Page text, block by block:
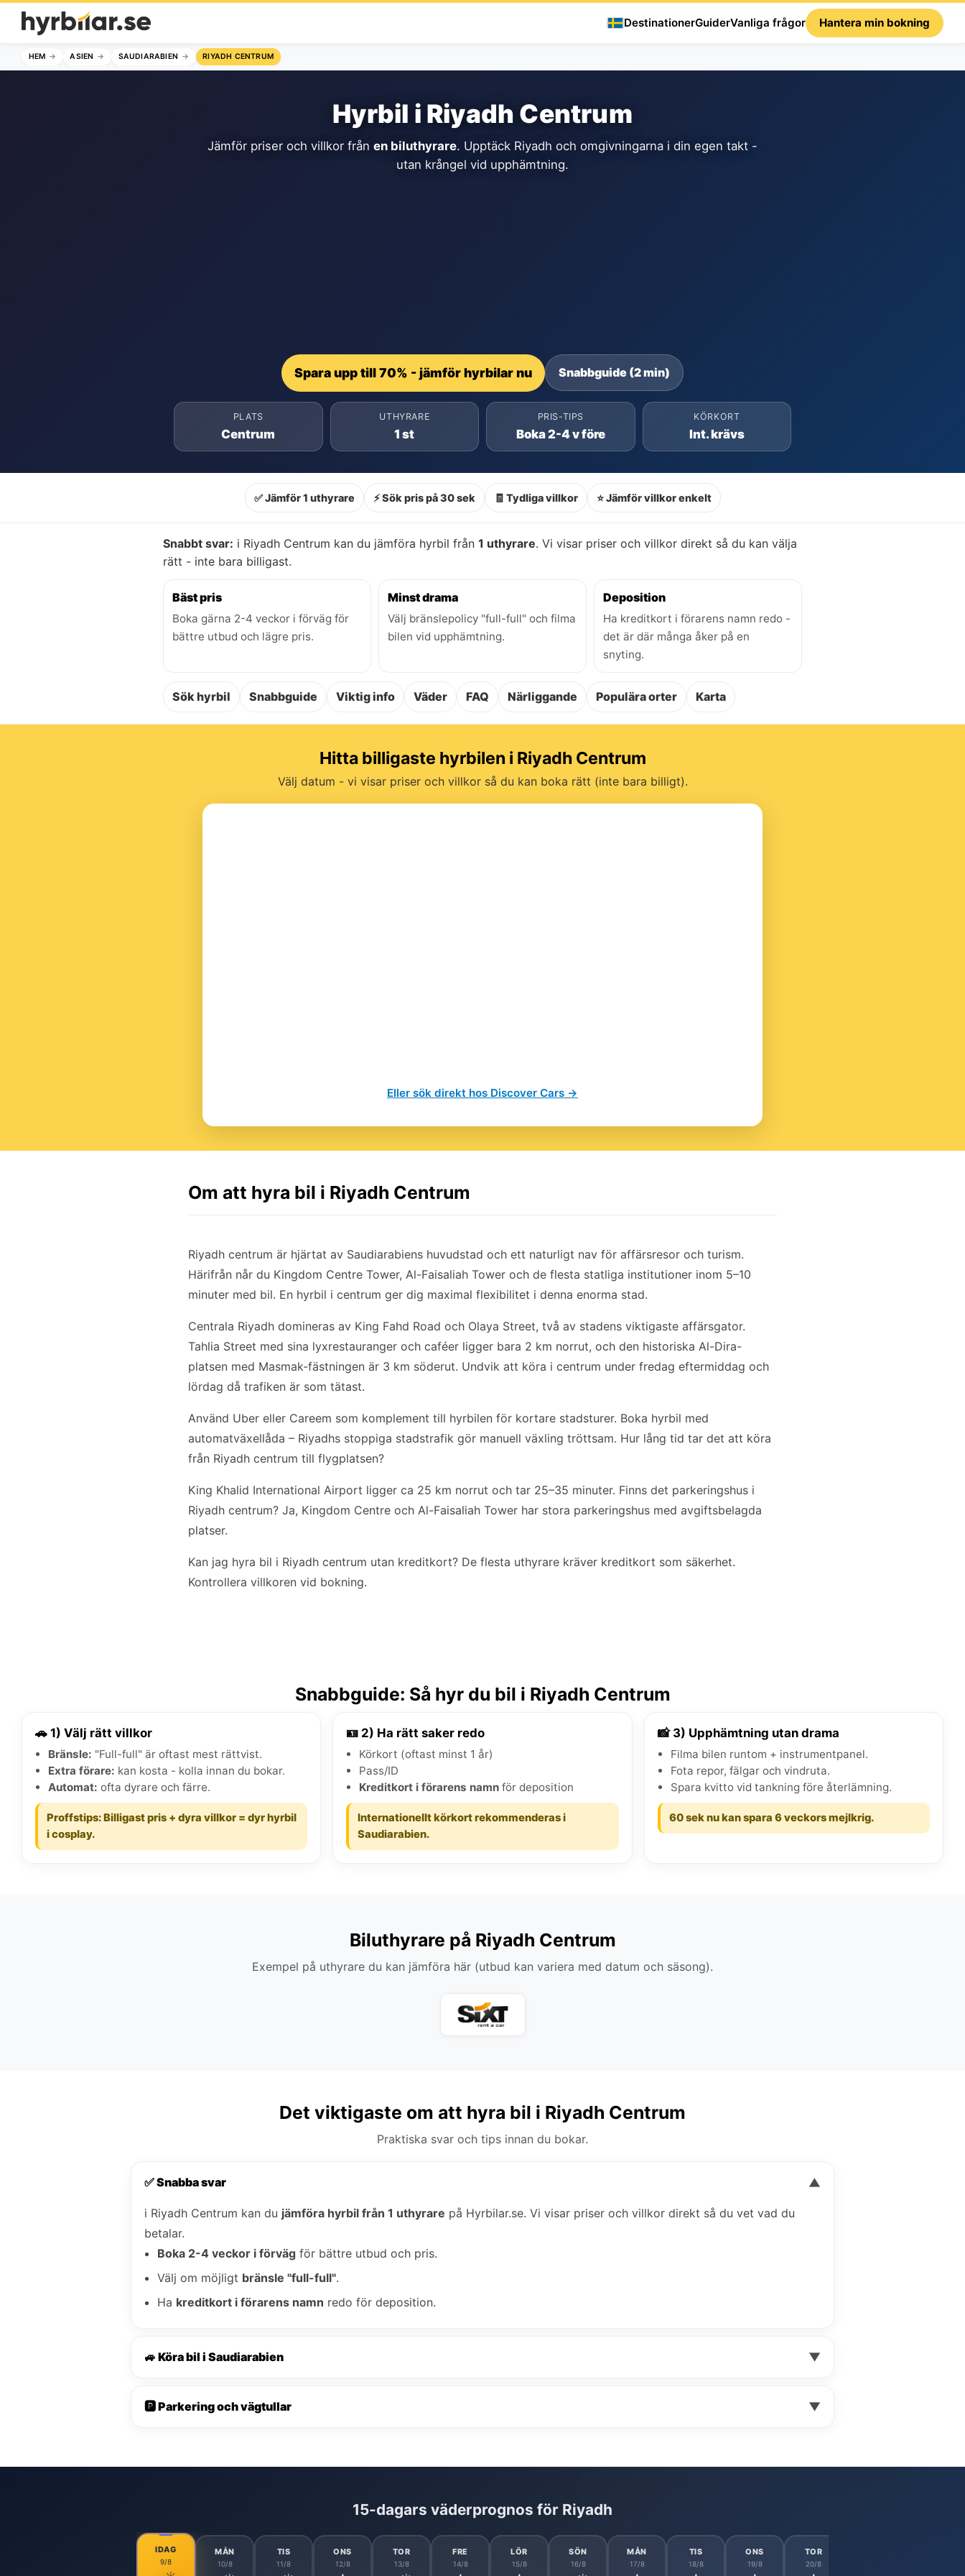
DestinationerGuiderVanliga frågor Hantera min bokning
HEM ASIEN SAUDIARABIEN RIYADH CENTRUM
Hyrbil i Riyadh Centrum
Jämför priser och villkor från en biluthyrare. Upptäck Riyadh och omgivningarna i din egen takt -
utan krångel vid upphämtning.
Spara upp till 70% - jämför hyrbilar nu Snabbguide (2 min)
PLATS
Centrum
UTHYRARE
1 st
PRIS-TIPS
Boka 2-4 v före
KÖRKORT
Int. krävs
✅ Jämför 1 uthyrare ⚡ Sök pris på 30 sek 🧾 Tydliga villkor ⭐ Jämför villkor enkelt
Snabbt svar: i Riyadh Centrum kan du jämföra hyrbil från 1 uthyrare. Vi visar priser och villkor direkt så du kan välja
rätt - inte bara billigast.
Bäst pris
Boka gärna 2-4 veckor i förväg för
bättre utbud och lägre pris.
Minst drama
Välj bränslepolicy "full-full" och filma
bilen vid upphämtning.
Deposition
Ha kreditkort i förarens namn redo -
det är där många åker på en
snyting.
Sök hyrbil Snabbguide Viktig info Väder FAQ Närliggande Populära orter Karta
Hitta billigaste hyrbilen i Riyadh Centrum
Välj datum - vi visar priser och villkor så du kan boka rätt (inte bara billigt).
Eller sök direkt hos Discover Cars →
Om att hyra bil i Riyadh Centrum
Riyadh centrum är hjärtat av Saudiarabiens huvudstad och ett naturligt nav för affärsresor och turism.
Härifrån når du Kingdom Centre Tower, Al-Faisaliah Tower och de flesta statliga institutioner inom 5–10
minuter med bil. En hyrbil i centrum ger dig maximal flexibilitet i denna enorma stad.
Centrala Riyadh domineras av King Fahd Road och Olaya Street, två av stadens viktigaste affärsgator.
Tahlia Street med sina lyxrestauranger och caféer ligger bara 2 km norrut, och den historiska Al-Dira-
platsen med Masmak-fästningen är 3 km söderut. Undvik att köra i centrum under fredag eftermiddag och
lördag då trafiken är som tätast.
Använd Uber eller Careem som komplement till hyrbilen för kortare stadsturer. Boka hyrbil med
automatväxellåda – Riyadhs stoppiga stadstrafik gör manuell växling tröttsam. Hur lång tid tar det att köra
från Riyadh centrum till flygplatsen?
King Khalid International Airport ligger ca 25 km norrut och tar 25–35 minuter. Finns det parkeringshus i
Riyadh centrum? Ja, Kingdom Centre och Al-Faisaliah Tower har stora parkeringshus med avgiftsbelagda
platser.
Kan jag hyra bil i Riyadh centrum utan kreditkort? De flesta uthyrare kräver kreditkort som säkerhet.
Kontrollera villkoren vid bokning.
Snabbguide: Så hyr du bil i Riyadh Centrum
🚗 1) Välj rätt villkor
Bränsle: "Full-full" är oftast mest rättvist.
Extra förare: kan kosta - kolla innan du bokar.
Automat: ofta dyrare och färre.
Proffstips: Billigast pris + dyra villkor = dyr hyrbil
i cosplay.
🪪 2) Ha rätt saker redo
Körkort (oftast minst 1 år)
Pass/ID
Kreditkort i förarens namn för deposition
Internationellt körkort rekommenderas i
Saudiarabien.
📸 3) Upphämtning utan drama
Filma bilen runtom + instrumentpanel.
Fota repor, fälgar och vindruta.
Spara kvitto vid tankning före återlämning.
60 sek nu kan spara 6 veckors mejlkrig.
Biluthyrare på Riyadh Centrum
Exempel på uthyrare du kan jämföra här (utbud kan variera med datum och säsong).
Det viktigaste om att hyra bil i Riyadh Centrum
Praktiska svar och tips innan du bokar.
✅ Snabba svar ▼
i Riyadh Centrum kan du jämföra hyrbil från 1 uthyrare på Hyrbilar.se. Vi visar priser och villkor direkt så du vet vad du
betalar.
Boka 2-4 veckor i förväg för bättre utbud och pris.
Välj om möjligt bränsle "full-full".
Ha kreditkort i förarens namn redo för deposition.
🚙 Köra bil i Saudiarabien ▼
🅿️ Parkering och vägtullar ▼
15-dagars väderprognos för Riyadh
IDAG
9/8
MÅN
10/8
TIS
11/8
ONS
12/8
TOR
13/8
FRE
14/8
LÖR
15/8
SÖN
16/8
MÅN
17/8
TIS
18/8
ONS
19/8
TOR
20/8